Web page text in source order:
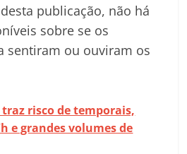
publicação, não há
sobre se os
sentiram ou ouviram os
risco de temporais,
e grandes volumes de